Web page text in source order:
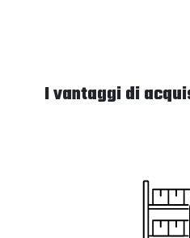
I vantaggi di